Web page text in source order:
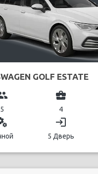
GOLF ESTATE
5
business_center
4
login
5 Дверь